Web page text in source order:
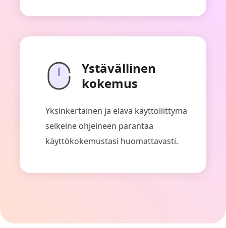
Ystävällinen
kokemus
Yksinkertainen ja elävä käyttöliittymä
selkeine ohjeineen parantaa
käyttökokemustasi huomattavasti.